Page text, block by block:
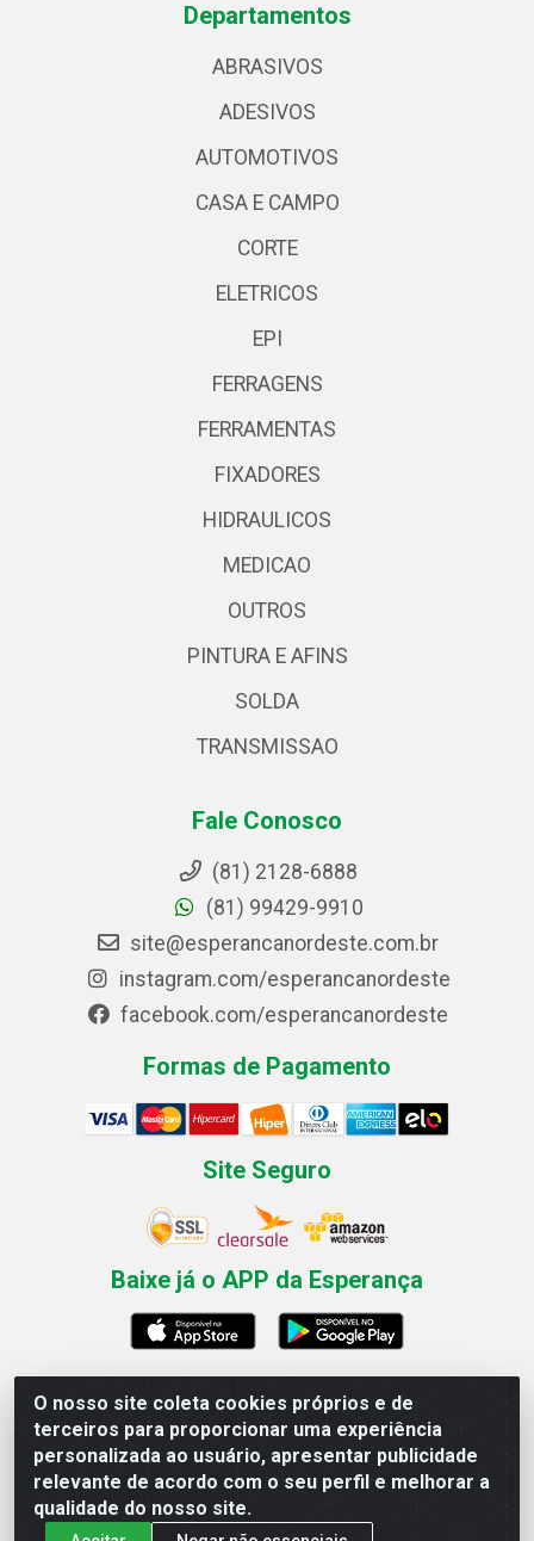
O nosso site coleta cookies próprios e de
terceiros para proporcionar uma experiência
personalizada ao usuário, apresentar publicidade
relevante de acordo com o seu perfil e melhorar a
qualidade do nosso site.
Departamentos
ABRASIVOS
ADESIVOS
AUTOMOTIVOS
CASA E CAMPO
CORTE
ELETRICOS
EPI
FERRAGENS
FERRAMENTAS
FIXADORES
HIDRAULICOS
MEDICAO
OUTROS
PINTURA E AFINS
SOLDA
TRANSMISSAO
Fale Conosco
(81) 2128-6888
(81) 99429-9910
site@esperancanordeste.com.br
instagram.com/esperancanordeste
facebook.com/esperancanordeste
Formas de Pagamento
Site Seguro
Baixe já o APP da Esperança
Esperança Nordeste - Rua Professor Caldas Filho, 291 -
Estância - Recife / PE CEP: 50771-335 - CNPJ
03.666.136/0001-23